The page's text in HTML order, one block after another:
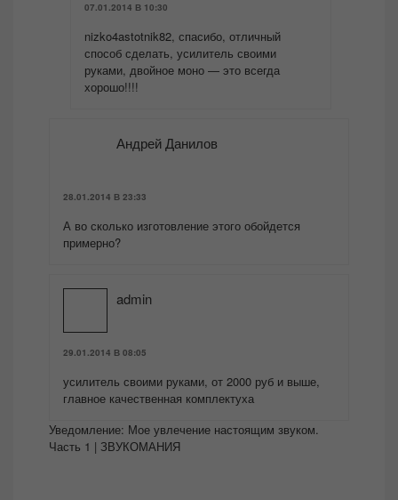
07.01.2014 В 10:30
nizko4astotnik82, спасибо, отличный
способ сделать, усилитель своими
руками, двойное моно — это всегда
хорошо!!!!
Андрей Данилов
28.01.2014 В 23:33
А во сколько изготовление этого обойдется
примерно?
admin
29.01.2014 В 08:05
усилитель своими руками, от 2000 руб и выше,
главное качественная комплектуха
Уведомление: Мое увлечение настоящим звуком.
Часть 1 | ЗВУКОМАНИЯ